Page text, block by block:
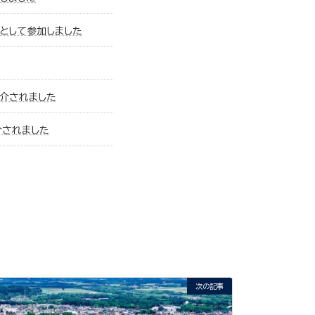
て参加しました
されました
れました
次の記事